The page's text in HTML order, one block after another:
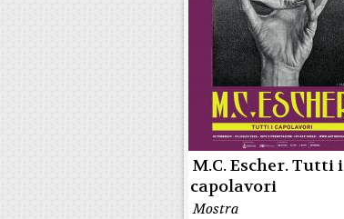
M.C. Escher. Tutti i
capolavori
Mostra